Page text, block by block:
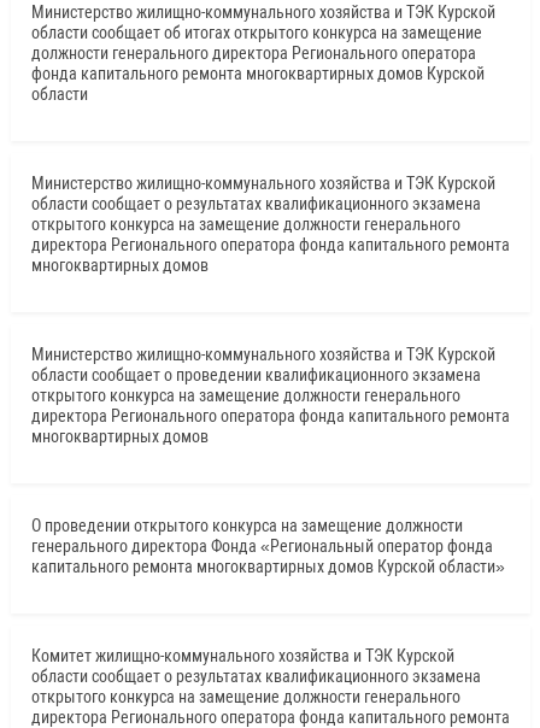
Министерство жилищно-коммунального хозяйства и ТЭК Курской
области сообщает об итогах открытого конкурса на замещение
должности генерального директора Регионального оператора
фонда капитального ремонта многоквартирных домов Курской
области
Министерство жилищно-коммунального хозяйства и ТЭК Курской
области сообщает о результатах квалификационного экзамена
открытого конкурса на замещение должности генерального
директора Регионального оператора фонда капитального ремонта
многоквартирных домов
Министерство жилищно-коммунального хозяйства и ТЭК Курской
области сообщает о проведении квалификационного экзамена
открытого конкурса на замещение должности генерального
директора Регионального оператора фонда капитального ремонта
многоквартирных домов
О проведении открытого конкурса на замещение должности
генерального директора Фонда «Региональный оператор фонда
капитального ремонта многоквартирных домов Курской области»
Комитет жилищно-коммунального хозяйства и ТЭК Курской
области сообщает о результатах квалификационного экзамена
открытого конкурса на замещение должности генерального
директора Регионального оператора фонда капитального ремонта